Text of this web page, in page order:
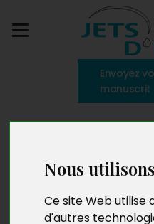
Nous
Ce site Web utilise
d'autres
Envoyez
manuscrit
Médecin à la retraite,
en parallèle plusieurs